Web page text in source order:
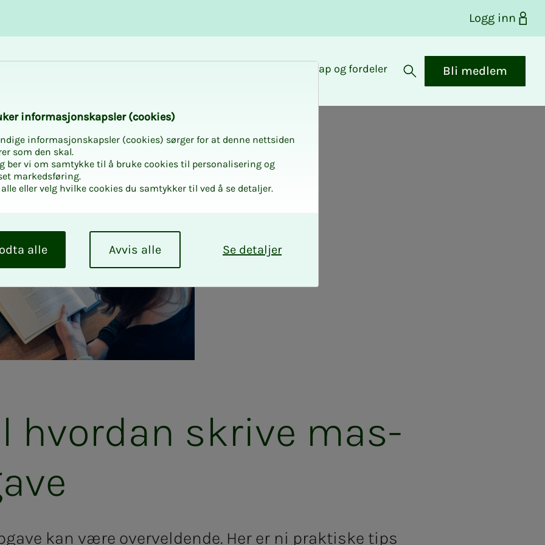
Logg inn
Medlemskap og fordeler
Åpne søk
Bli medlem
hvor­­­­­dan skri­­­ve mas­­­
kan være overveldende. Her er ni praktiske tips
in­­­for­­­ma­­­sjons­­­kaps­­­­­ler (cookies)
informasjonskapsler (cookies) sørger for at denne nettsiden
som den skal.
ber vi om samtykke til å bruke cookies til personalisering og
markedsføring.
eller velg hvilke cookies du samtykker til ved å se detaljer.
Se detaljer
Avvis alle
alle